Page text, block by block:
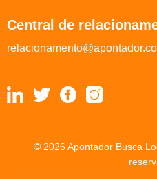
Central de
© 2026 Apontador Busca